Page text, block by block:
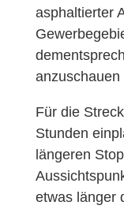
asphaltierter
anzuschauen
Für die
Stunden
längeren
etwas länger